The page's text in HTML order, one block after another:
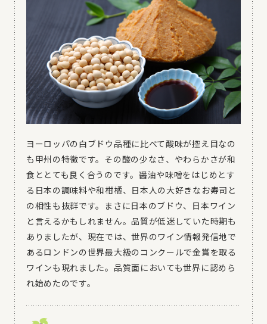
ヨーロッパの白ブドウ品種に比べて酸味が控え目なの
も甲州の特徴です。その酸の少なさ、やわらかさが和
食ととても良く合うのです。醤油や味噌をはじめとす
る日本の調味料や和柑橘、日本人の大好きなお寿司と
の相性も抜群です。まさに日本のブドウ、日本ワイン
と言えるかもしれません。品質が低迷していた時期も
ありましたが、現在では、世界のワイン情報発信地で
あるロンドンの世界最大級のコンクールで金賞を取る
ワインも現れました。品質面においても世界に認めら
れ始めたのです。